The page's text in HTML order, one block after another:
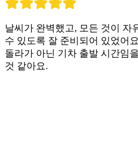
날씨가 완벽했고, 모든 것이 자
수 있도록 잘 준비되어 있었어
돌라가 아닌 기차 출발 시간임
것 같아요.